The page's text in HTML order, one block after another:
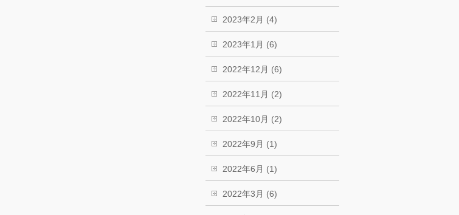
2023年2月 (4)
2023年1月 (6)
2022年12月 (6)
2022年11月 (2)
2022年10月 (2)
2022年9月 (1)
2022年6月 (1)
2022年3月 (6)